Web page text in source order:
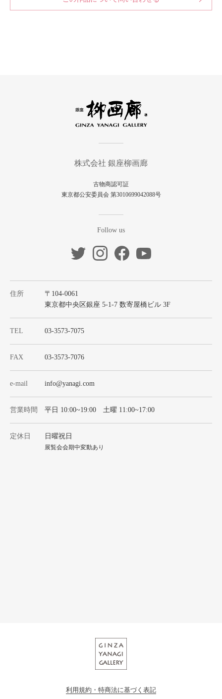
株式会社 銀座柳画廊
古物商認可証
東京都公安委員会 第3010699042088号
Follow us
住所
〒104-0061
東京都中央区銀座 5-1-7 数寄屋橋ビル 3F
TEL 03-3573-7075
FAX 03-3573-7076
e-mail info@yanagi.com
営業時間 平日 10:00~19:00 土曜 11:00~17:00
定休日 日曜祝日
展覧会会期中変動あり
利用規約・特商法に基づく表記